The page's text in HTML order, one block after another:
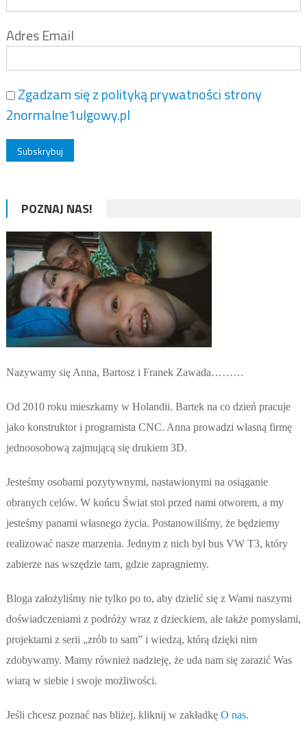
Adres Email
Zgadzam się z polityką prywatności strony
2normalne1ulgowy.pl
POZNAJ NAS!
Nazywamy się Anna, Bartosz i Franek Zawada………
Od 2010 roku mieszkamy w Holandii. Bartek na co dzień pracuje
jako konstruktor i programista CNC. Anna prowadzi własną firmę
jednoosobową zajmującą się drukiem 3D.
Jesteśmy osobami pozytywnymi, nastawionymi na osiąganie
obranych celów. W końcu Świat stoi przed nami otworem, a my
jesteśmy panami własnego życia. Postanowiliśmy, że będziemy
realizować nasze marzenia. Jednym z nich był bus VW T3, który
zabierze nas wszędzie tam, gdzie zapragniemy.
Bloga założyliśmy nie tylko po to, aby dzielić się z Wami naszymi
doświadczeniami z podróży wraz z dzieckiem, ale także pomysłami,
projektami z serii „zrób to sam” i wiedzą, którą dzięki nim
zdobywamy. Mamy również nadzieję, że uda nam się zarazić Was
wiarą w siebie i swoje możliwości.
Jeśli chcesz poznać nas bliżej, kliknij w zakładkę O nas.